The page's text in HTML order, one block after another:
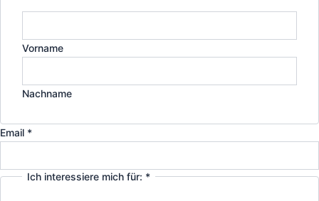
Vorname
Nachname
Email *
Ich interessiere mich für: *